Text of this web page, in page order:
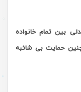
بین تمام خانواده
حمایت بى شائبه